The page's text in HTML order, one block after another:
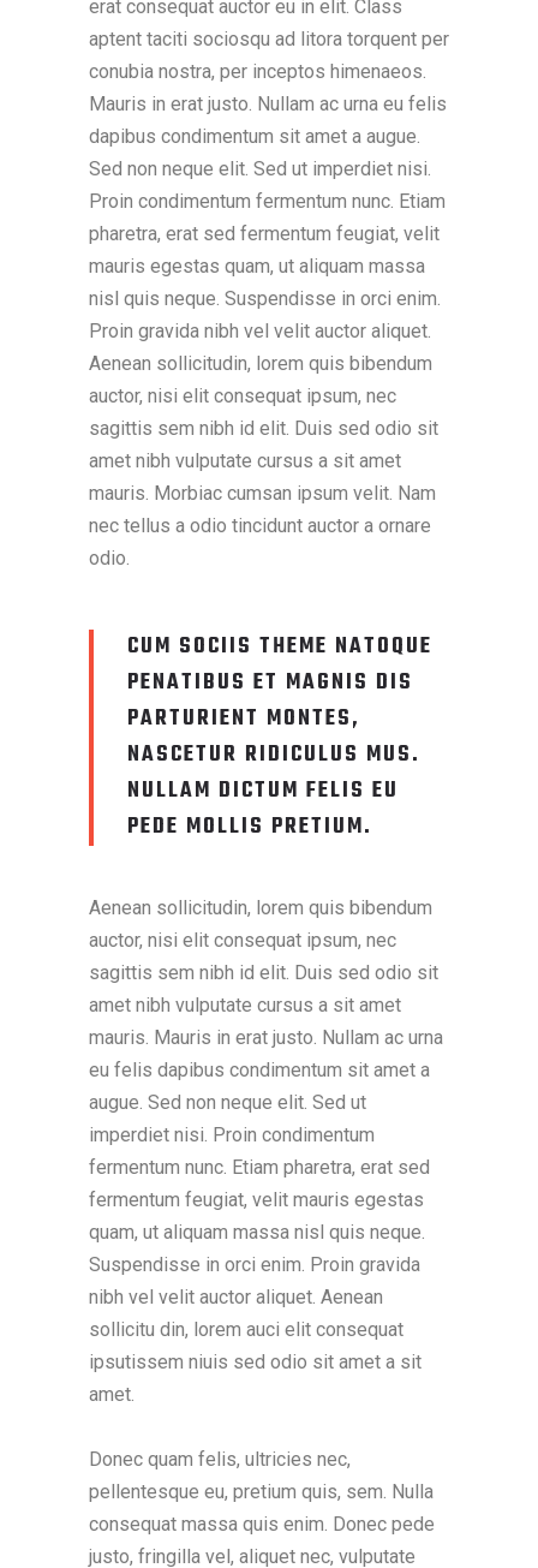
erat consequat auctor eu in elit. Class
aptent taciti sociosqu ad litora torquent per
conubia nostra, per inceptos himenaeos.
Mauris in erat justo. Nullam ac urna eu felis
dapibus condimentum sit amet a augue.
Sed non neque elit. Sed ut imperdiet nisi.
Proin condimentum fermentum nunc. Etiam
pharetra, erat sed fermentum feugiat, velit
mauris egestas quam, ut aliquam massa
nisl quis neque. Suspendisse in orci enim.
Proin gravida nibh vel velit auctor aliquet.
Aenean sollicitudin, lorem quis bibendum
auctor, nisi elit consequat ipsum, nec
sagittis sem nibh id elit. Duis sed odio sit
amet nibh vulputate cursus a sit amet
mauris. Morbiac cumsan ipsum velit. Nam
nec tellus a odio tincidunt auctor a ornare
odio.
CUM SOCIIS THEME NATOQUE
PENATIBUS ET MAGNIS DIS
PARTURIENT MONTES,
NASCETUR RIDICULUS MUS.
NULLAM DICTUM FELIS EU
PEDE MOLLIS PRETIUM.
Aenean sollicitudin, lorem quis bibendum
auctor, nisi elit consequat ipsum, nec
sagittis sem nibh id elit. Duis sed odio sit
amet nibh vulputate cursus a sit amet
mauris. Mauris in erat justo. Nullam ac urna
eu felis dapibus condimentum sit amet a
augue. Sed non neque elit. Sed ut
imperdiet nisi. Proin condimentum
fermentum nunc. Etiam pharetra, erat sed
fermentum feugiat, velit mauris egestas
quam, ut aliquam massa nisl quis neque.
Suspendisse in orci enim. Proin gravida
nibh vel velit auctor aliquet. Aenean
sollicitu din, lorem auci elit consequat
ipsutissem niuis sed odio sit amet a sit
amet.
Donec quam felis, ultricies nec,
pellentesque eu, pretium quis, sem. Nulla
consequat massa quis enim. Donec pede
justo, fringilla vel, aliquet nec, vulputate